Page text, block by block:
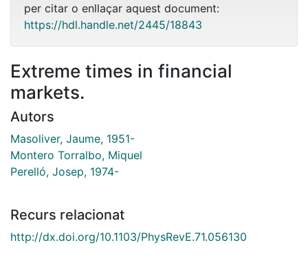
per citar o enllaçar aquest document:
https://hdl.handle.net/2445/18843
Extreme times in financial
markets.
Autors
Masoliver, Jaume, 1951-
Montero Torralbo, Miquel
Perelló, Josep, 1974-
Recurs relacionat
http://dx.doi.org/10.1103/PhysRevE.71.056130